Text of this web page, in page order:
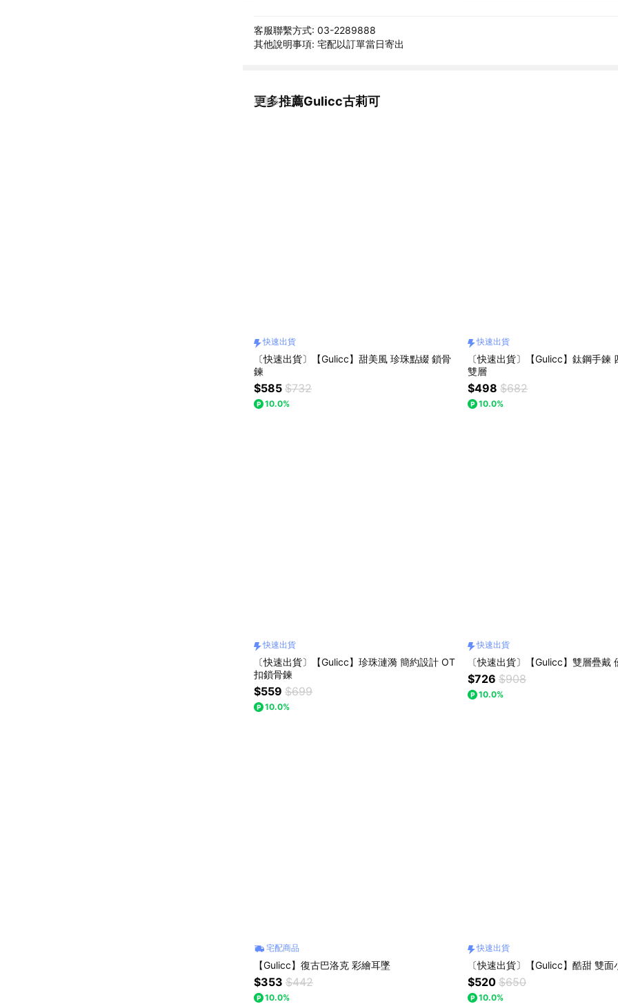
客服聯繫方式: 03-2289888
其他說明事項: 宅配以訂單當日寄出
更多推薦Gulicc古莉可
看更多
快速出貨
〔快速出貨〕【Gulicc】甜美風 珍珠點綴 鎖骨
鍊
$585 $732
10.0%
快速出貨
〔快速出貨〕【Gulicc】鈦鋼手鍊
雙層
$498 $682
10.0%
快速出貨
〔快速出貨〕【Gulicc】珍珠漣漪 簡約設計 OT
扣鎖骨鍊
$559 $699
10.0%
快速出貨
〔快速出貨〕【Gulicc】雙層疊戴
$726 $908
10.0%
宅配商品
【Gulicc】復古巴洛克 彩繪耳墜
$353 $442
10.0%
快速出貨
〔快速出貨〕【Gulicc】酷甜 雙面
$520 $650
10.0%